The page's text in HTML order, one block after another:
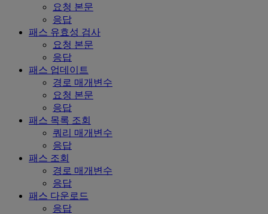
요청 본문
응답
패스 유효성 검사
요청 본문
응답
패스 업데이트
경로 매개변수
요청 본문
응답
패스 목록 조회
쿼리 매개변수
응답
패스 조회
경로 매개변수
응답
패스 다운로드
응답